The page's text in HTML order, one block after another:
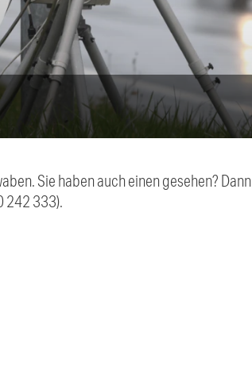
Sie haben auch einen gesehen?
242 333).